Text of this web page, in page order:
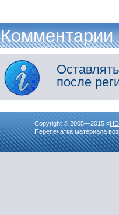
Комментарии
после
Copyright © 2005—2015 «
Перепечатка материала